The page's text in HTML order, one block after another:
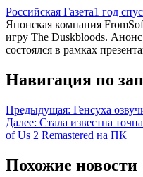
Российская Газета1 год
Японская компания
игру The Duskbloods.
состоялся в рамках
Навигация по
Предыдущая: Генсуха
Далее: Стала известна
of Us 2 Remastered на ПК
Похожие новости